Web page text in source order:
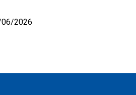
2026